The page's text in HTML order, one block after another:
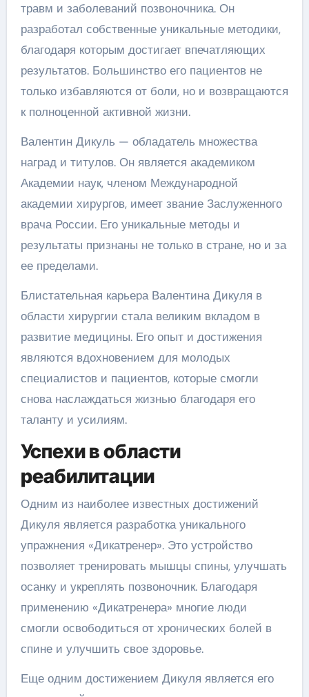
травм и заболеваний позвоночника. Он
разработал собственные уникальные методики,
благодаря которым достигает впечатляющих
результатов. Большинство его пациентов не
только избавляются от боли, но и возвращаются
к полноценной активной жизни.
Валентин Дикуль — обладатель множества
наград и титулов. Он является академиком
Академии наук, членом Международной
академии хирургов, имеет звание Заслуженного
врача России. Его уникальные методы и
результаты признаны не только в стране, но и за
ее пределами.
Блистательная карьера Валентина Дикуля в
области хирургии стала великим вкладом в
развитие медицины. Его опыт и достижения
являются вдохновением для молодых
специалистов и пациентов, которые смогли
снова наслаждаться жизнью благодаря его
таланту и усилиям.
Успехи в области
реабилитации
Одним из наиболее известных достижений
Дикуля является разработка уникального
упражнения «Дикатренер». Это устройство
позволяет тренировать мышцы спины, улучшать
осанку и укреплять позвоночник. Благодаря
применению «Дикатренера» многие люди
смогли освободиться от хронических болей в
спине и улучшить свое здоровье.
Еще одним достижением Дикуля является его